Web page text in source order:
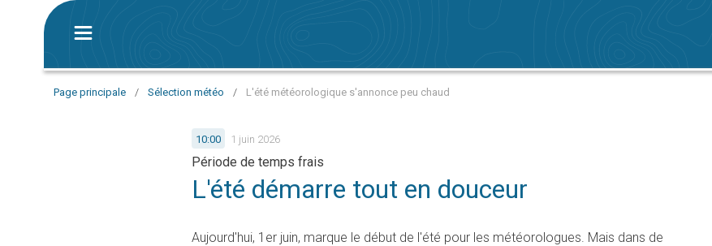
Page principale / Sélection météo / L'été météorologique s'annonce peu chaud
10:00 1 juin 2026
Période de temps frais
L'été démarre tout en douceur
Aujourd'hui, 1er juin, marque le début de l'été pour les météorologues. Mais dans de